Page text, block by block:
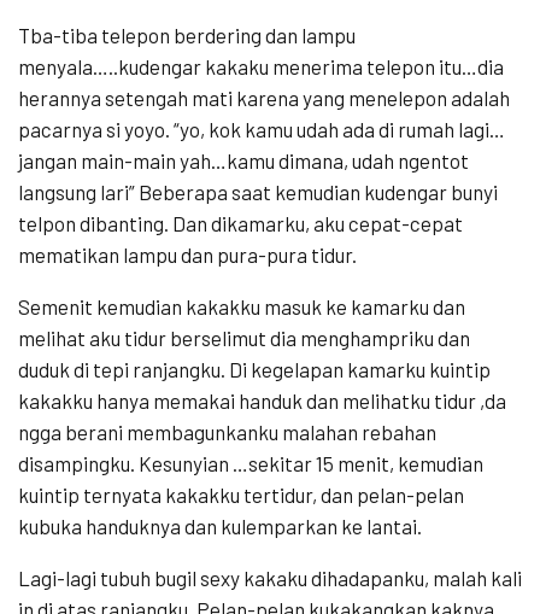
Tba-tiba telepon berdering dan lampu
menyala…..kudengar kakaku menerima telepon itu…dia
herannya setengah mati karena yang menelepon adalah
pacarnya si yoyo. “yo, kok kamu udah ada di rumah lagi…
jangan main-main yah…kamu dimana, udah ngentot
langsung lari” Beberapa saat kemudian kudengar bunyi
telpon dibanting. Dan dikamarku, aku cepat-cepat
mematikan lampu dan pura-pura tidur.
Semenit kemudian kakakku masuk ke kamarku dan
melihat aku tidur berselimut dia menghampriku dan
duduk di tepi ranjangku. Di kegelapan kamarku kuintip
kakakku hanya memakai handuk dan melihatku tidur ,da
ngga berani membagunkanku malahan rebahan
disampingku. Kesunyian …sekitar 15 menit, kemudian
kuintip ternyata kakakku tertidur, dan pelan-pelan
kubuka handuknya dan kulemparkan ke lantai.
Lagi-lagi tubuh bugil sexy kakaku dihadapanku, malah kali